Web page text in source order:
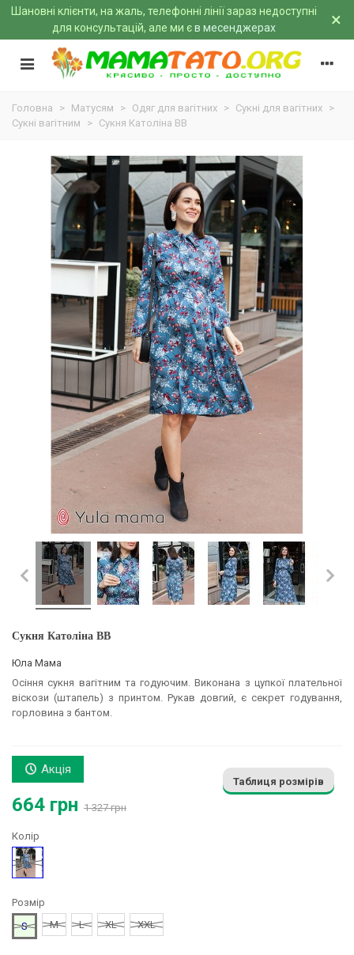
Шановні клієнти, на жаль, телефонні лінії зараз недоступні
для консультацій, але ми єв месенджерах ×
Головна > Матусям > Одяг для вагітних > Сукні для вагітних >
Сукні вагітним
> Сукня Католіна BB
Сукня Католіна BB
Юла Мама
Осіння сукня вагітним та годуючим. Виконана з цупкої плательної
віскози (штапель) з принтом. Рукав довгий, є секрет годування,
горловина з бантом.
Акція
664 грн 1 327 грн
Таблиця розмірів
Колір
Блакитний
Розмір
S
M L XL XXL